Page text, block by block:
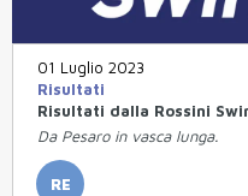
01 Luglio 2023
Risultati
Risultati dalla Rossini
Da Pesaro in vasca lunga.
RE